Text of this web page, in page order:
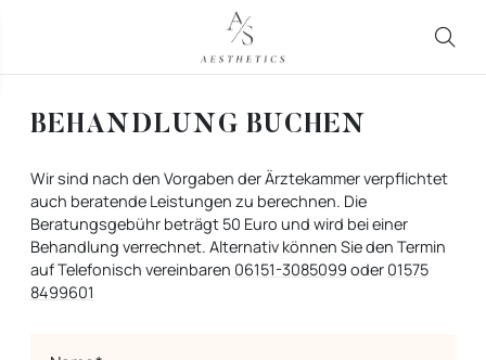
BEHANDLUNG BUCHEN
Wir sind nach den Vorgaben der Ärztekammer verpflichtet
auch beratende Leistungen zu berechnen. Die
Beratungsgebühr beträgt 50 Euro und wird bei einer
Behandlung verrechnet. Alternativ können Sie den Termin
auf Telefonisch vereinbaren 06151-3085099 oder 01575
8499601